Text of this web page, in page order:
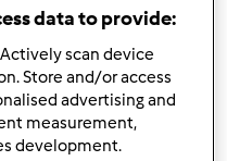
data to provide:
scan device
Store and/or access
advertising and
measurement,
development.